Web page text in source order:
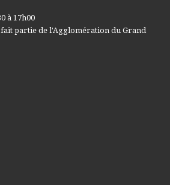
à 17h00
fait partie de l'Agglomération du Grand